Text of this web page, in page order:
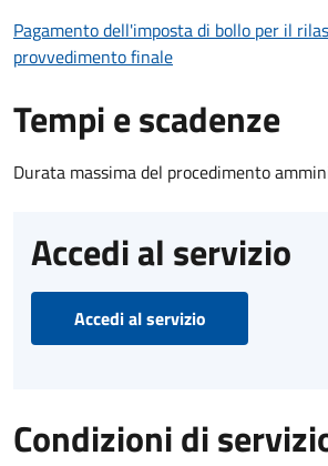
Pagamento dell'imposta di bollo per il
provvedimento finale
Tempi e scadenze
Durata massima del procedimento
Accedi al servizio
Accedi al servizio
Condizioni di